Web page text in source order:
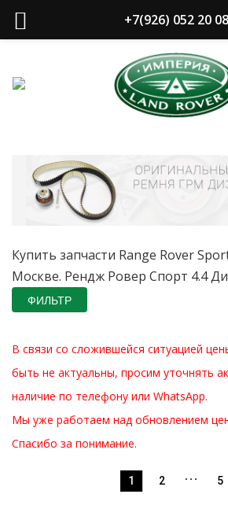
Купить запчасти Range Rover
Москве. Рендж Ровер Спорт 4.4
ФИЛЬТР
В связи со сложившейся ситуацией
быть не актуальны, просим уточнять
наличие по телефону или WhatsApp.
Мы уже работаем над обновлением
Спасибо за понимание.
1 2 … 5
+7(926) 052 20 08